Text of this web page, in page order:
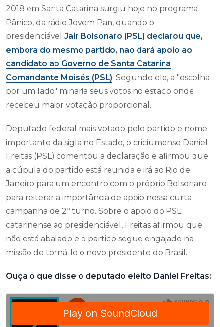
2018 em Santa Catarina surgiu hoje no programa
Pânico, da rádio Jovem Pan, quando o
presidenciável Jair Bolsonaro (PSL) declarou que,
embora do mesmo partido, não dará apoio ao
candidato ao Governo de Santa Catarina
Comandante Moisés (PSL). Segundo ele, a "escolha
por um lado" minaria seus votos no estado onde
recebeu maior votação proporcional.
Deputado federal mais votado pelo partido e nome
importante da sigla no Estado, o criciumense Daniel
Freitas (PSL) comentou a declaração e afirmou que
a cúpula do partido está reunida e irá ao Rio de
Janeiro para um encontro com o próprio Bolsonaro
para reiterar a importância de apoio nessa curta
campanha de 2º turno. Sobre o apoio do PSL
catarinense ao presidenciável, Freitas afirmou que
não está abalado e o partido segue engajado na
missão de torná-lo o novo presidente do Brasil.
Ouça o que disse o deputado eleito Daniel Freitas: